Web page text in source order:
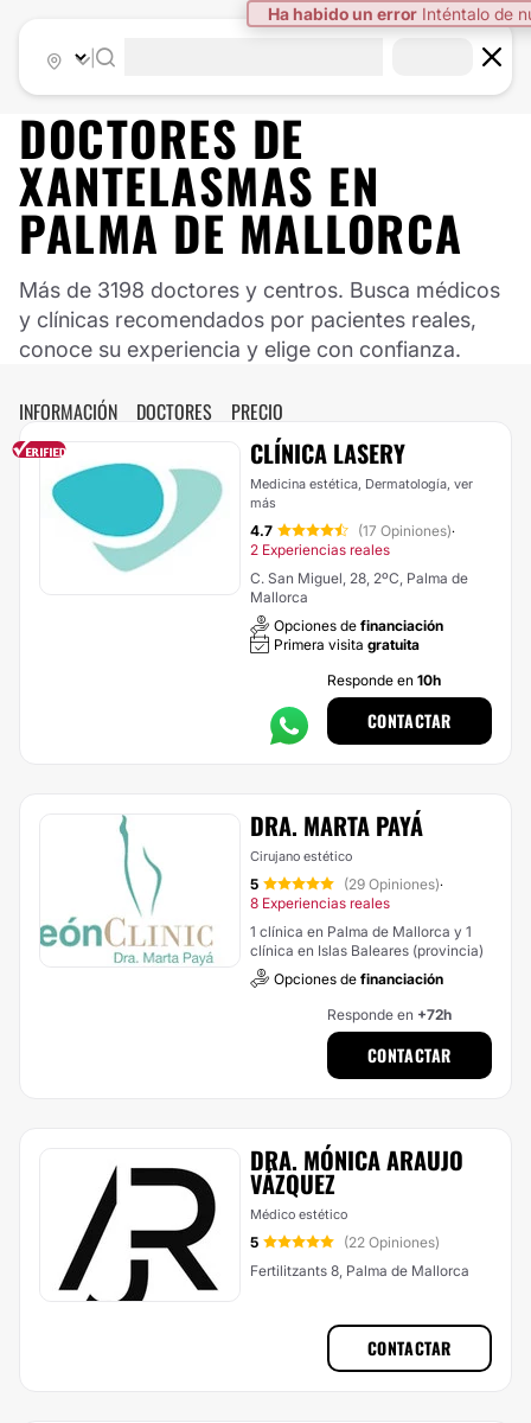
Ha habido un error Inténtalo de
DOCTORES DE
XANTELASMAS EN
PALMA DE MALLORCA
Más de 3198 doctores y centros. Busca médicos
y clínicas recomendados por pacientes reales,
conoce su experiencia y elige con confianza.
INFORMACIÓN DOCTORES PRECIO
CLÍNICA LASERY
Medicina estética, Dermatología, ver
más
4.7 (17 Opiniones)·
2 Experiencias reales
C. San Miguel, 28, 2ºC, Palma de
Mallorca
Opciones de financiación
Primera visita gratuita
Responde en 10h
CONTACTAR
DRA. MARTA PAYÁ
Cirujano estético
5 (29 Opiniones)·
8 Experiencias reales
1 clínica en Palma de Mallorca y 1
clínica en Islas Baleares (provincia)
Opciones de financiación
Responde en +72h
CONTACTAR
DRA. MÓNICA ARAUJO
VÁZQUEZ
Médico estético
5
(22 Opiniones)
Fertilitzants 8, Palma de Mallorca
CONTACTAR